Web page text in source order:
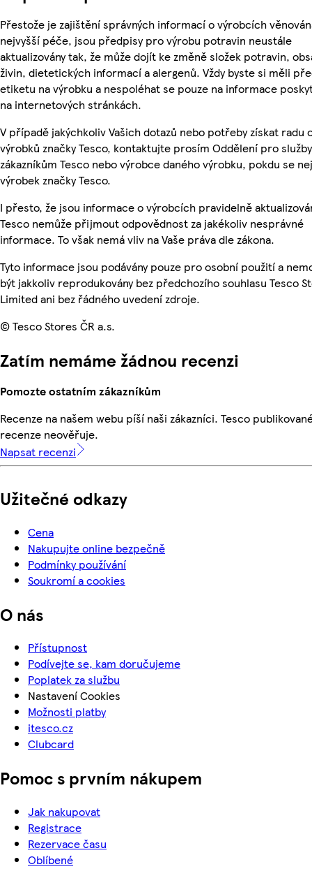
Přestože je zajištění správných informací o výrobcích
nejvyšší péče, jsou předpisy pro výrobu potravin neustále
aktualizovány tak, že může dojít ke změně složek potravin,
živin, dietetických informací a alergenů. Vždy byste si měli
etiketu na výrobku a nespoléhat se pouze na informace
na internetových stránkách.
V případě jakýchkoliv Vašich dotazů nebo potřeby získat radu
výrobků značky Tesco, kontaktujte prosím Oddělení pro služby
zákazníkům Tesco nebo výrobce daného výrobku, pokdu se
výrobek značky Tesco.
I přesto, že jsou informace o výrobcích pravidelně
Tesco nemůže přijmout odpovědnost za jakékoliv nesprávné
informace. To však nemá vliv na Vaše práva dle zákona.
Tyto informace jsou podávány pouze pro osobní použití a
být jakkoliv reprodukovány bez předchozího souhlasu Tesco
Limited ani bez řádného uvedení zdroje.
© Tesco Stores ČR a.s.
Zatím nemáme žádnou recenzi
Pomozte ostatním zákazníkům
Recenze na našem webu píší naši zákazníci. Tesco
recenze neověřuje.
Napsat recenzi
Užitečné odkazy
Cena
Nakupujte online bezpečně
Podmínky používání
Soukromí a cookies
O nás
Přístupnost
Podívejte se, kam doručujeme
Poplatek za službu
Nastavení Cookies
Možnosti platby
itesco.cz
Clubcard
Pomoc s prvním nákupem
Jak nakupovat
Registrace
Rezervace času
Oblíbené